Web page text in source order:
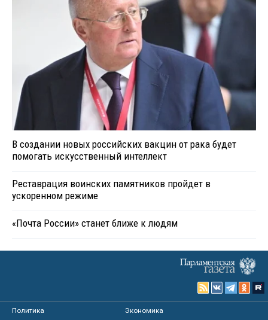
В создании новых российских вакцин от рака будет
помогать искусственный интеллект
Реставрация воинских памятников пройдет в
ускоренном режиме
«Почта России» станет ближе к людям
Политика
Экономика